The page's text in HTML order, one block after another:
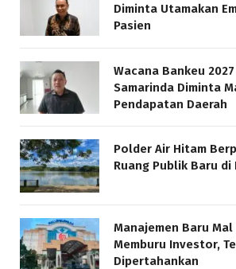
Diminta Utamakan
Pasien
Wacana Bankeu
Samarinda Diminta
Pendapatan Daerah
Polder Air Hitam
Ruang Publik Baru
Manajemen Baru
Memburu Investor,
Dipertahankan